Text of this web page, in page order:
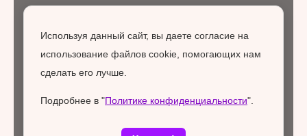
Используя данный сайт, вы даете согласие на
использование файлов cookie, помогающих нам
сделать его лучше.
Подробнее в "Политике конфиденциальности".